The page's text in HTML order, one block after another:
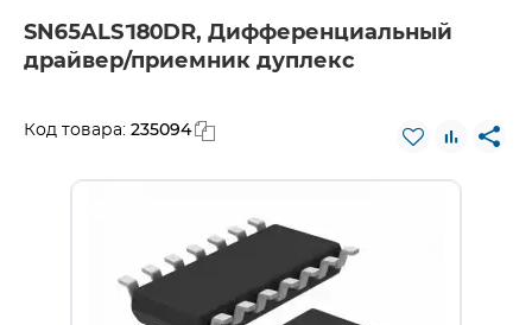
SN65ALS180DR, Дифференциальный
драйвер/приемник дуплекс
Код товара: 235094